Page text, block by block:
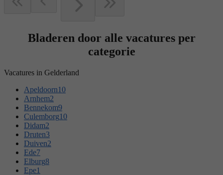
Bladeren door alle vacatures per
categorie
Vacatures in Gelderland
Apeldoorn10
Arnhem2
Bennekom9
Culemborg10
Didam2
Druten3
Duiven2
Ede7
Elburg8
Epe1